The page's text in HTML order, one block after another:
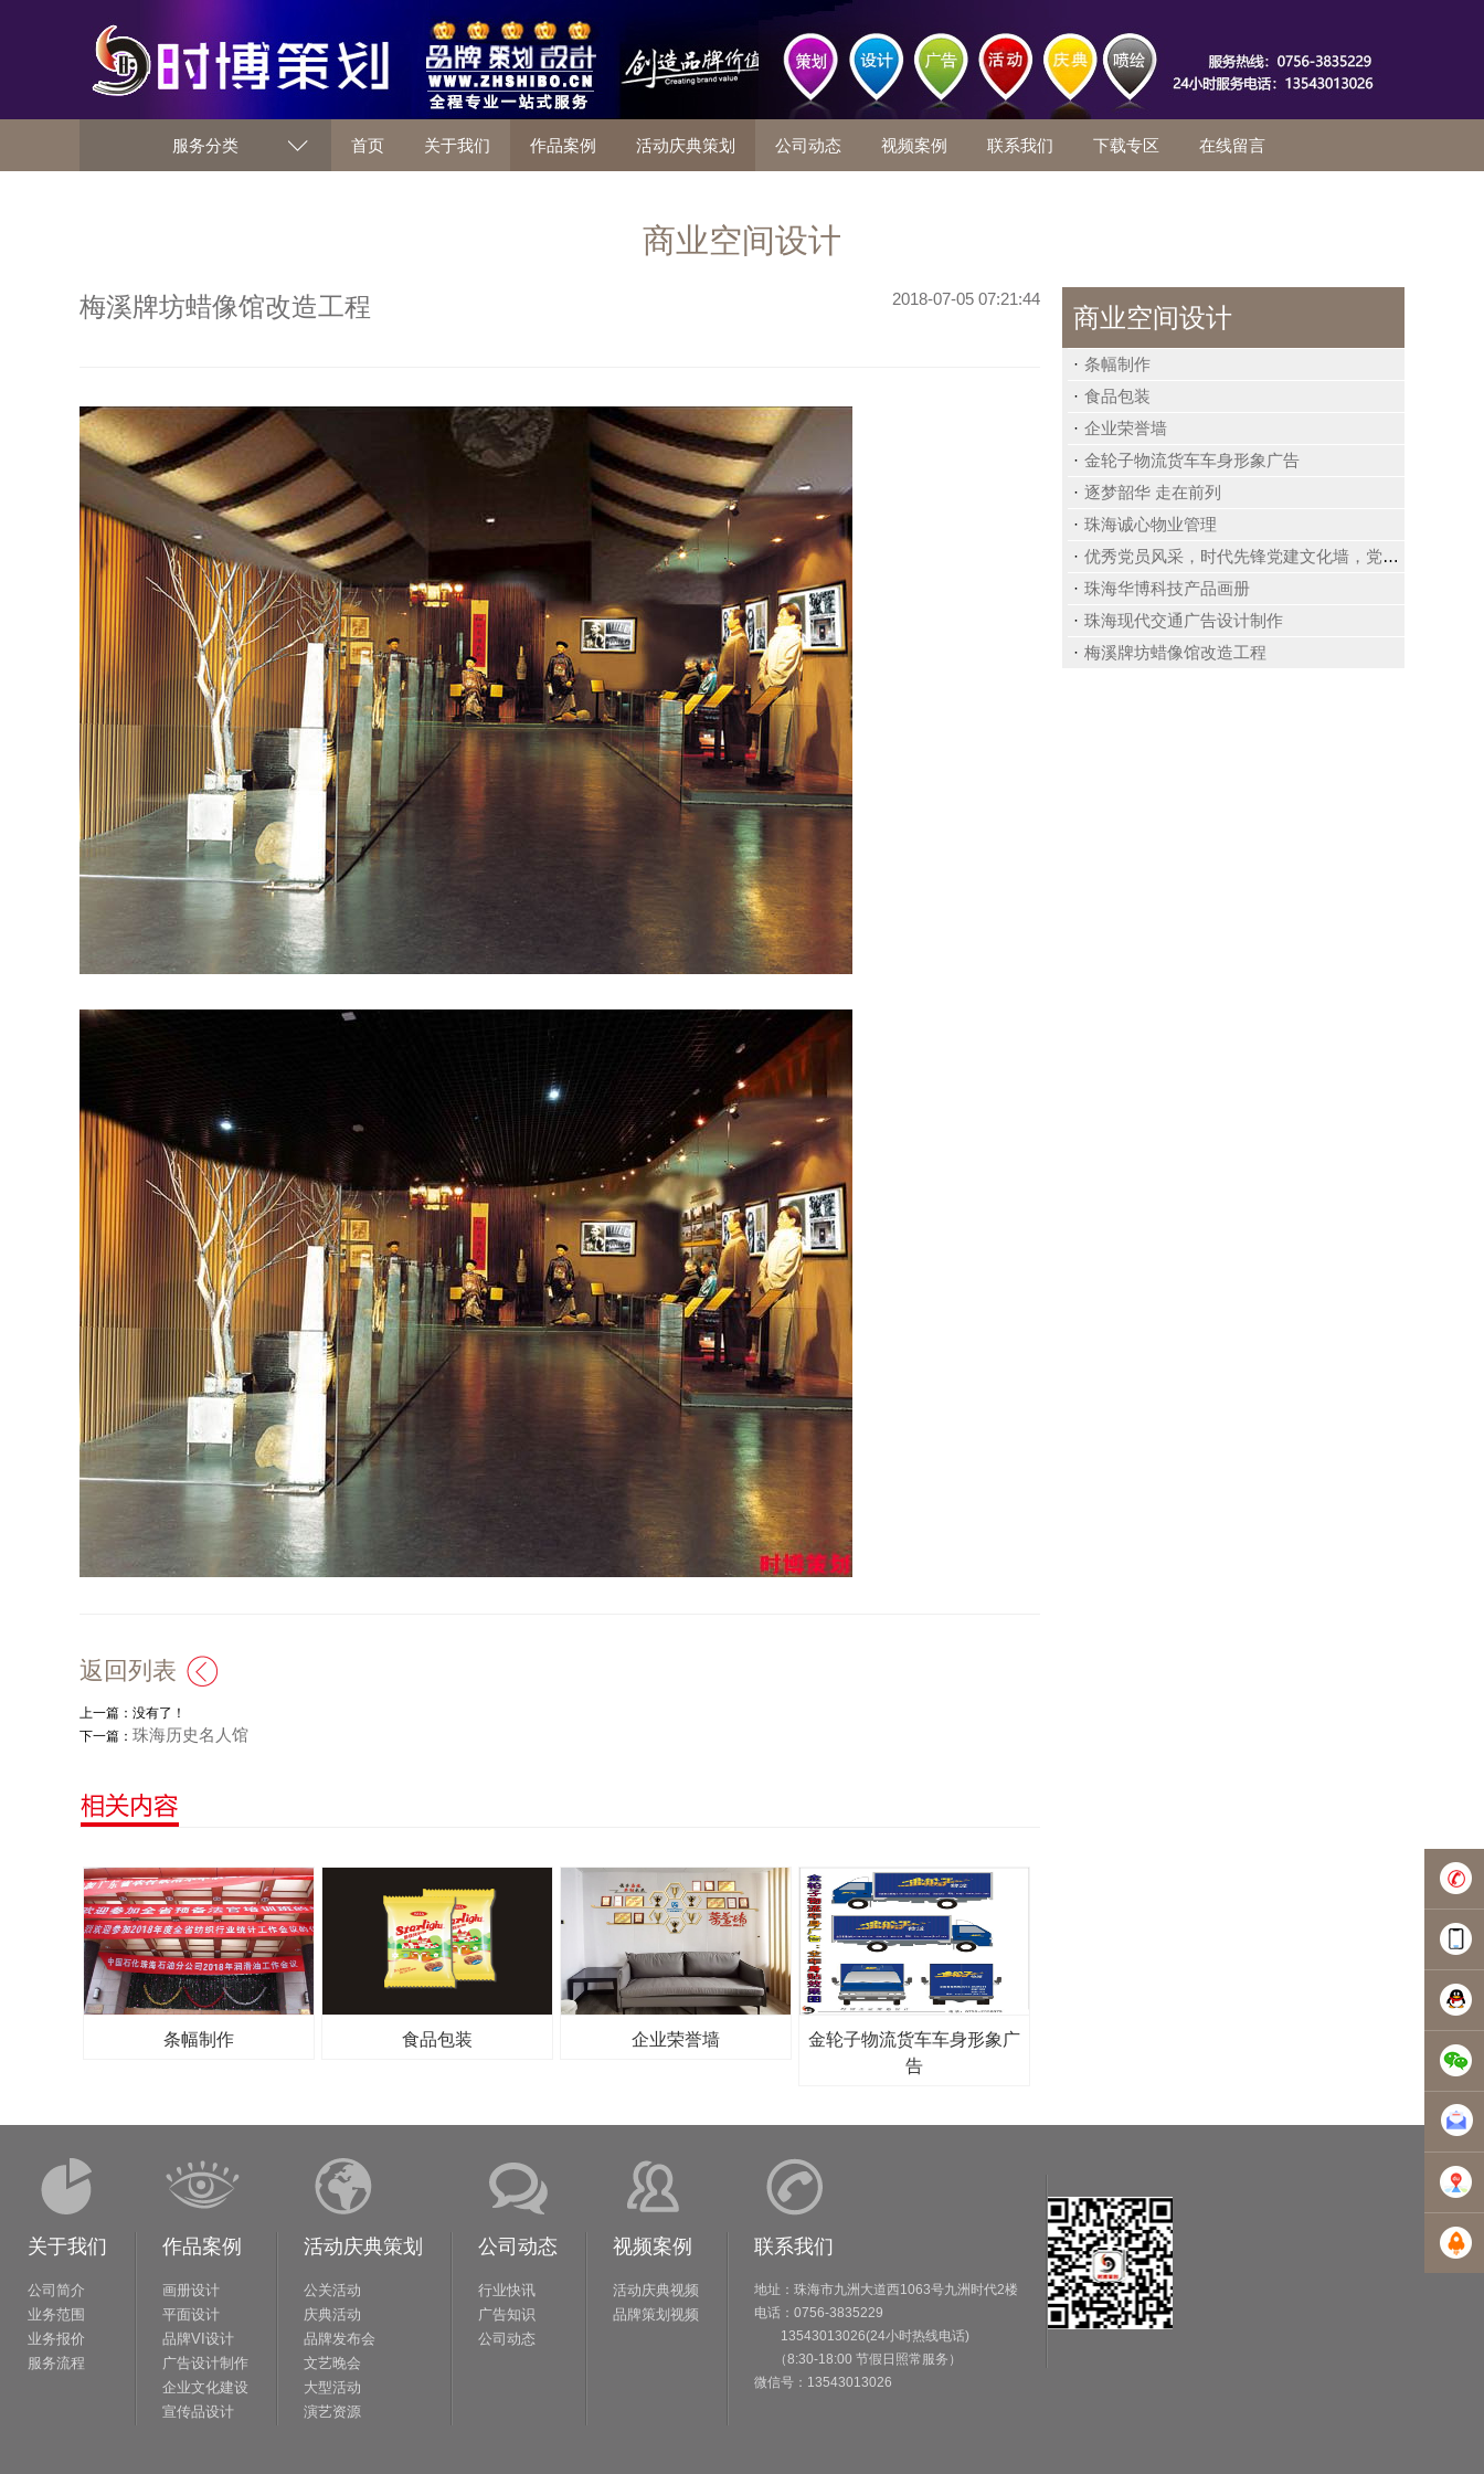
服务分类 首页 关于我们 作品案例 活动庆典策划 公司动态 视频案例 联系我们 下载专区 在线留言
商业空间设计
商业空间设计
条幅制作
食品包装
企业荣誉墙
金轮子物流货车车身形象广告
逐梦韶华 走在前列
珠海诚心物业管理
优秀党员风采，时代先锋党建文化墙，党政文化墙，提升警队专业素养，旗帜飘扬，动感中国
珠海华博科技产品画册
珠海现代交通广告设计制作
梅溪牌坊蜡像馆改造工程
梅溪牌坊蜡像馆改造工程 2018-07-05 07:21:44
返回列表
上一篇：没有了！
下一篇： 珠海历史名人馆
条幅制作 食品包装 企业荣誉墙
金轮子物流货车车身形象广
告
关于我们
公司简介
业务范围
业务报价
服务流程
作品案例
画册设计
平面设计
品牌VI设计
广告设计制作
企业文化建设
宣传品设计
活动庆典策划
公关活动
庆典活动
品牌发布会
文艺晚会
大型活动
演艺资源
公司动态
行业快讯
广告知识
公司动态
视频案例
活动庆典视频
品牌策划视频
联系我们
地址：珠海市九洲大道西1063号九洲时代2楼
电话：0756-3835229
13543013026(24小时热线电话)
（8:30-18:00 节假日照常服务）
微信号：13543013026
0756-
3835229
地图导